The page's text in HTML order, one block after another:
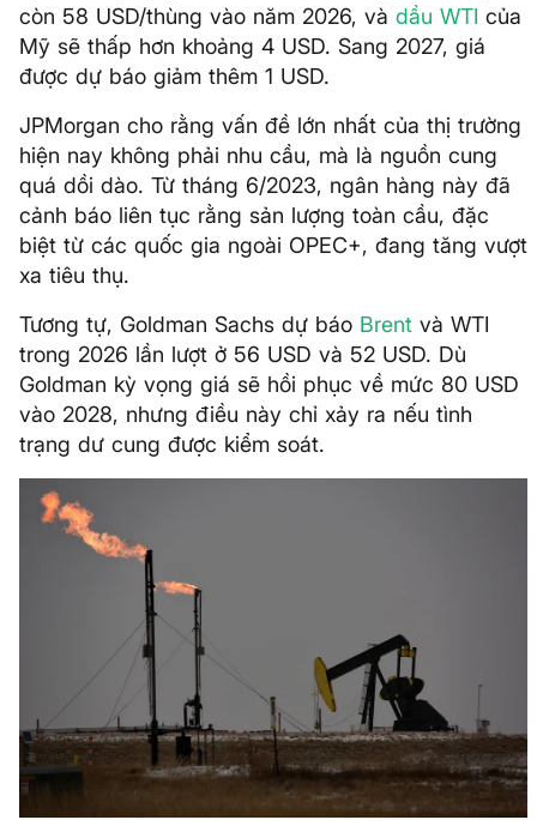
còn 58 USD/thùng vào năm 2026, và dầu WTI của
Mỹ sẽ thấp hơn khoảng 4 USD. Sang 2027, giá
được dự báo giảm thêm 1 USD.
JPMorgan cho rằng vấn đề lớn nhất của thị trường
hiện nay không phải nhu cầu, mà là nguồn cung
quá dồi dào. Từ tháng 6/2023, ngân hàng này đã
cảnh báo liên tục rằng sản lượng toàn cầu, đặc
biệt từ các quốc gia ngoài OPEC+, đang tăng vượt
xa tiêu thụ.
Tương tự, Goldman Sachs dự báo Brent và WTI
trong 2026 lần lượt ở 56 USD và 52 USD. Dù
Goldman kỳ vọng giá sẽ hồi phục về mức 80 USD
vào 2028, nhưng điều này chỉ xảy ra nếu tình
trạng dư cung được kiểm soát.